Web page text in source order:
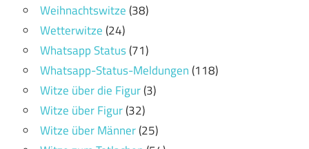
Weihnachtswitze(38)
Wetterwitze(24)
Whatsapp Status(71)
Whatsapp-Status-Meldungen(118)
Witze über die Figur(3)
Witze über Figur(32)
Witze über Männer(25)